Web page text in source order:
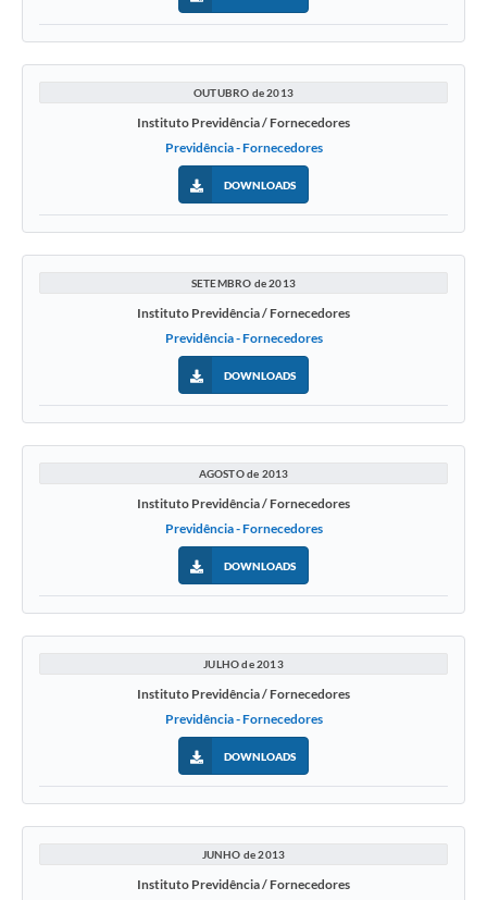
OUTUBRO de 2013
Instituto Previdência / Fornecedores
Previdência - Fornecedores
DOWNLOADS
SETEMBRO de 2013
Instituto Previdência / Fornecedores
Previdência - Fornecedores
DOWNLOADS
AGOSTO de 2013
Instituto Previdência / Fornecedores
Previdência - Fornecedores
DOWNLOADS
JULHO de 2013
Instituto Previdência / Fornecedores
Previdência - Fornecedores
DOWNLOADS
JUNHO de 2013
Instituto Previdência / Fornecedores